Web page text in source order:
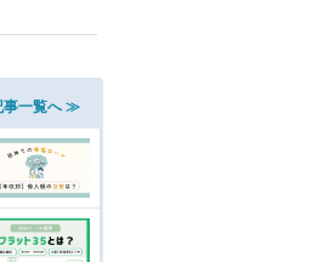
事一覧へ ≫